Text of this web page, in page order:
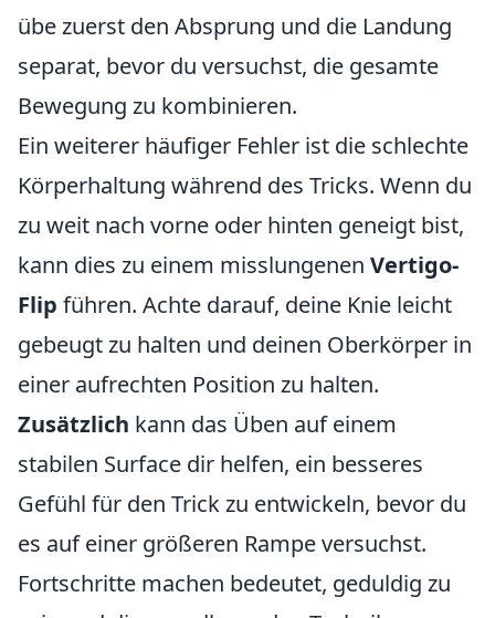
übe zuerst den Absprung und die Landung
separat, bevor du versuchst, die gesamte
Bewegung zu kombinieren.
Ein weiterer häufiger Fehler ist die schlechte
Körperhaltung während des Tricks. Wenn du
zu weit nach vorne oder hinten geneigt bist,
kann dies zu einem misslungenen Vertigo-
Flip führen. Achte darauf, deine Knie leicht
gebeugt zu halten und deinen Oberkörper in
einer aufrechten Position zu halten.
Zusätzlich kann das Üben auf einem
stabilen Surface dir helfen, ein besseres
Gefühl für den Trick zu entwickeln, bevor du
es auf einer größeren Rampe versuchst.
Fortschritte machen bedeutet, geduldig zu